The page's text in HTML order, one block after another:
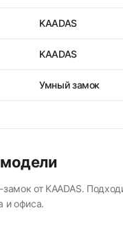
KAADAS
KAADAS
Умный замок
от KAADAS.
и офиса.